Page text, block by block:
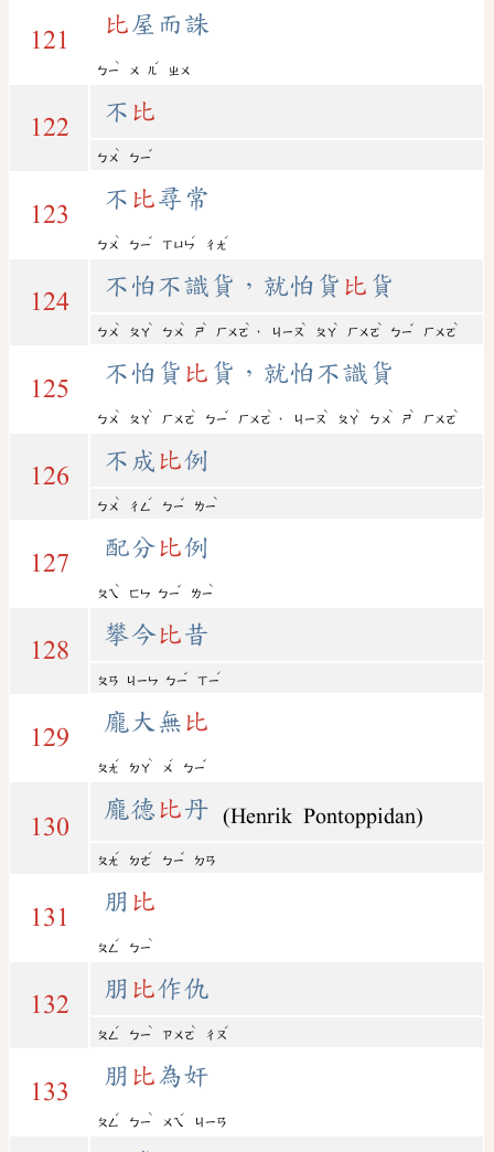
121
比屋而誅
ㄅㄧ
ˋ
ㄨ ㄦ
ˊ
ㄓㄨ
122
不 比
ㄅㄨ
ˋ
ㄅㄧ
ˇ
123
不 比尋常
ㄅㄨ
ˋ
ㄅㄧ
ˇ
ㄒㄩㄣ
ˊ
ㄔㄤ
ˊ
124
不怕不識貨，就怕貨 比 貨
ㄅㄨ
ˋ
ㄆㄚ
ˋ
ㄅㄨ
ˋ
ㄕ
ˋ
ㄏㄨㄛ
ˋ
， ㄐㄧㄡ
ˋ
ㄆㄚ
ˋ
ㄏㄨㄛ
ˋ
ㄅㄧ
ˇ
ㄏㄨㄛ
ˋ
125
不怕貨 比 貨，就怕不識貨
ㄅㄨ
ˋ
ㄆㄚ
ˋ
ㄏㄨㄛ
ˋ
ㄅㄧ
ˇ
ㄏㄨㄛ
ˋ
， ㄐㄧㄡ
ˋ
ㄆㄚ
ˋ
ㄅㄨ
ˋ
ㄕ
ˋ
ㄏㄨㄛ
ˋ
126
不成 比例
ㄅㄨ
ˋ
ㄔㄥ
ˊ
ㄅㄧ
ˇ
ㄌㄧ
ˋ
127
配分比例
ㄆㄟ
ˋ
ㄈㄣ ㄅㄧ
ˇ
ㄌㄧ
ˋ
128
攀今比昔
ㄆㄢ ㄐㄧㄣ ㄅㄧ
ˇ
ㄒㄧ
ˊ
129
龐大無 比
ㄆㄤ
ˊ
ㄉㄚ
ˋ
ㄨ
ˊ
ㄅㄧ
ˇ
130
龐德 比丹 (Henrik Pontoppidan)
ㄆㄤ
ˊ
ㄉㄜ
ˊ
ㄅㄧ
ˇ
ㄉㄢ
131
朋 比
ㄆㄥ
ˊ
ㄅㄧ
ˋ
132
朋 比作仇
ㄆㄥ
ˊ
ㄅㄧ
ˋ
ㄗㄨㄛ
ˋ
ㄔㄡ
ˊ
133
朋 比為奸
ㄆㄥ
ˊ
ㄅㄧ
ˋ
ㄨㄟ
ˊ
ㄐㄧㄢ